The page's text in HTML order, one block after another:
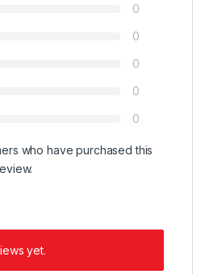
0
0
0
0
0
who have purchased this
yet.